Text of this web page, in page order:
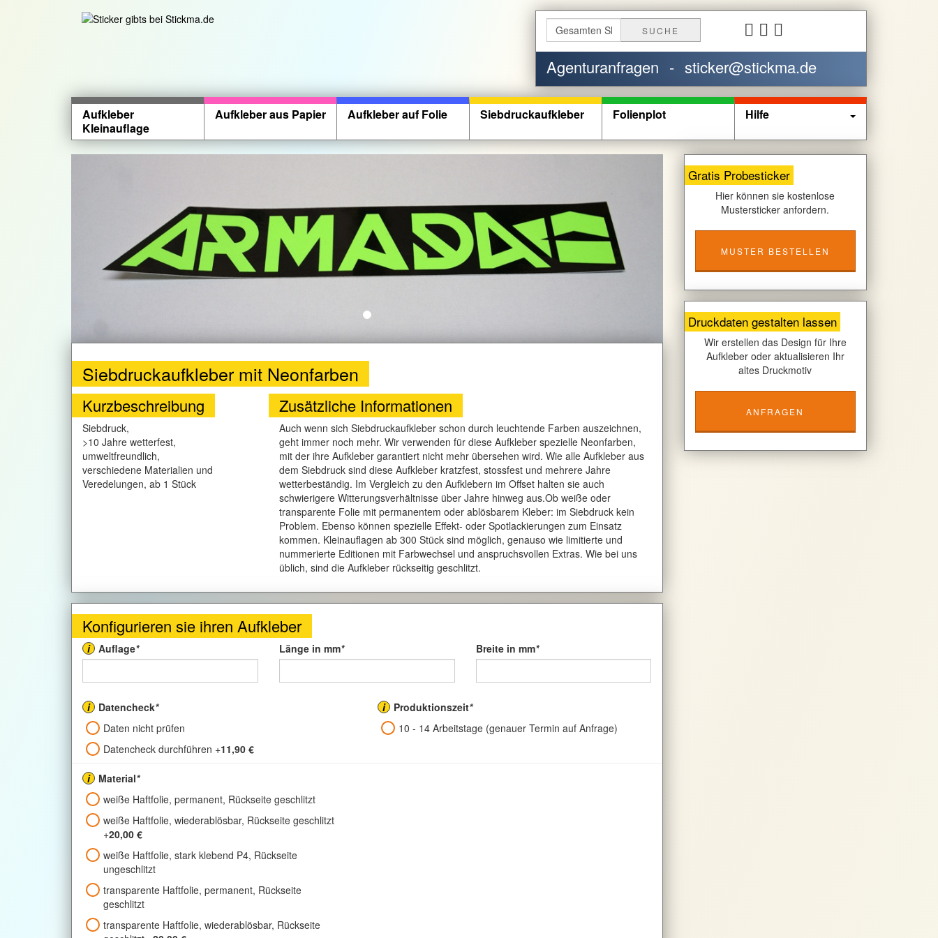
SUCHE
Agenturanfragen - sticker@stickma.de
Aufkleber
Kleinauflage
Aufkleber aus Papier Aufkleber auf Folie Siebdruckaufkleber Folienplot Hilfe
Siebdruckaufkleber mit Neonfarben
Kurzbeschreibung
Siebdruck,
>10 Jahre wetterfest,
umweltfreundlich,
verschiedene Materialien und
Veredelungen, ab 1 Stück
Zusätzliche Informationen
Auch wenn sich Siebdruckaufkleber schon durch leuchtende Farben auszeichnen,
geht immer noch mehr. Wir verwenden für diese Aufkleber spezielle Neonfarben,
mit der ihre Aufkleber garantiert nicht mehr übersehen wird. Wie alle Aufkleber aus
dem Siebdruck sind diese Aufkleber kratzfest, stossfest und mehrere Jahre
wetterbeständig. Im Vergleich zu den Aufklebern im Offset halten sie auch
schwierigere Witterungsverhältnisse über Jahre hinweg aus.Ob weiße oder
transparente Folie mit permanentem oder ablösbarem Kleber: im Siebdruck kein
Problem. Ebenso können spezielle Effekt- oder Spotlackierungen zum Einsatz
kommen. Kleinauflagen ab 300 Stück sind möglich, genauso wie limitierte und
nummerierte Editionen mit Farbwechsel und anspruchsvollen Extras. Wie bei uns
üblich, sind die Aufkleber rückseitig geschlitzt.
Konfigurieren sie ihren Aufkleber
i Auflage* Länge in mm* Breite in mm*
i Datencheck*
Daten nicht prüfen
Datencheck durchführen +11,90 €
i Produktionszeit*
10 - 14 Arbeitstage (genauer Termin auf Anfrage)
i Material*
weiße Haftfolie, permanent, Rückseite geschlitzt
weiße Haftfolie, wiederablösbar, Rückseite geschlitzt
+20,00 €
weiße Haftfolie, stark klebend P4, Rückseite
ungeschlitzt
transparente Haftfolie, permanent, Rückseite
geschlitzt
transparente Haftfolie, wiederablösbar, Rückseite
Gratis Probesticker
Hier können sie kostenlose
Mustersticker anfordern.
MUSTER BESTELLEN
Druckdaten gestalten lassen
Wir erstellen das Design für Ihre
Aufkleber oder aktualisieren Ihr
altes Druckmotiv
ANFRAGEN